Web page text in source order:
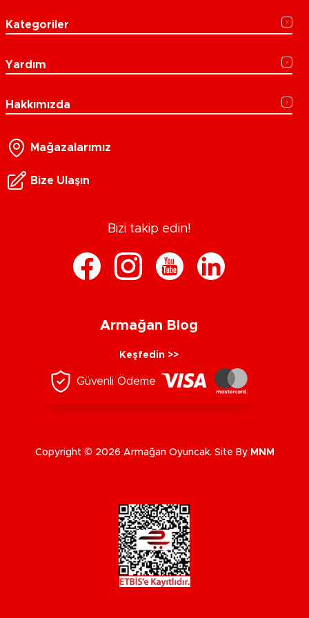
Kategoriler
Yardım
Hakkımızda
Mağazalarımız
Bize Ulaşın
Bizi takip edin!
Armağan Blog
Keşfedin >>
Güvenli Ödeme
Copyright © 2026 Armağan Oyuncak. Site By MNM